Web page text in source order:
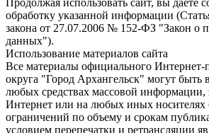
Продолжая использовать сайт, вы даете
обработку указанной информации
закона от 27.07.2006 № 152-ФЗ "Закон о
данных").
Использование материалов сайта
Все материалы официального Интернет-
округа "Город Архангельск" могут быть
любых средствах массовой информации,
Интернет или на любых иных носителях
ограничений по объему и срокам
условием перепечатки и ретрансляции